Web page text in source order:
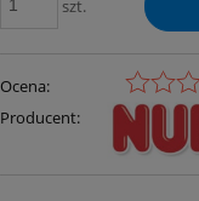
szt.
Ocena:
Producent: